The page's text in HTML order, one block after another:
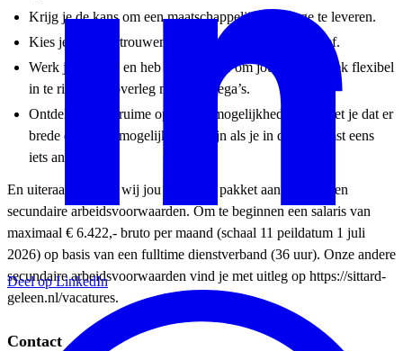
Krijg je de kans om een maatschappelijke bijdrage te leveren.
Kies je voor vertrouwen en ruimte voor eigen initiatief.
Werk je hybride en heb je de ruimte om jouw werkweek flexibel
in te richten in overleg met je collega’s.
Ontdek je onze ruime opleidingsmogelijkheden en weet je dat er
brede doorgroeimogelijkheden zijn als je in de toekomst eens
iets anders wilt.
En uiteraard bieden wij jou een goed pakket aan primaire en
secundaire arbeidsvoorwaarden. Om te beginnen een salaris van
maximaal € 6.422,- bruto per maand (schaal 11 peildatum 1 juli
2026) op basis van een fulltime dienstverband (36 uur). Onze andere
secundaire arbeidsvoorwaarden vind je met uitleg op https://sittard-
geleen.nl/vacatures.
Contact
Deel op LinkedIn